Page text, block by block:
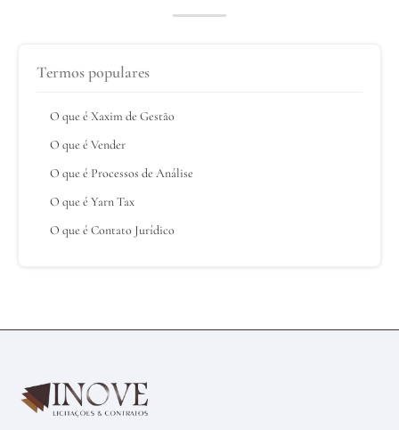
Termos populares
O que é Xaxim de Gestão
O que é Vender
O que é Processos de Análise
O que é Yarn Tax
O que é Contato Jurídico